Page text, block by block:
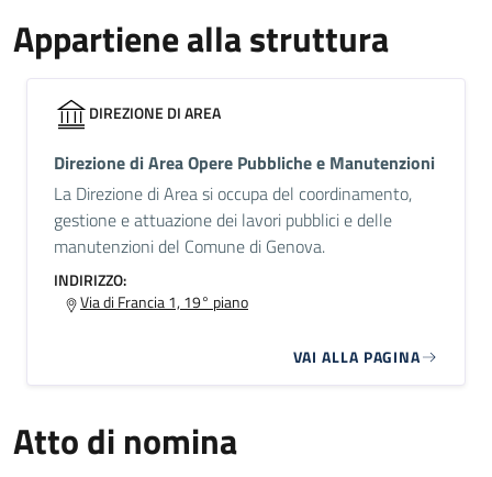
Appartiene alla struttura
DIREZIONE DI AREA
Direzione di Area Opere Pubbliche e Manutenzioni
La Direzione di Area si occupa del coordinamento,
gestione e attuazione dei lavori pubblici e delle
manutenzioni del Comune di Genova.
INDIRIZZO:
Via di Francia 1, 19° piano
VAI ALLA PAGINA
Atto di nomina